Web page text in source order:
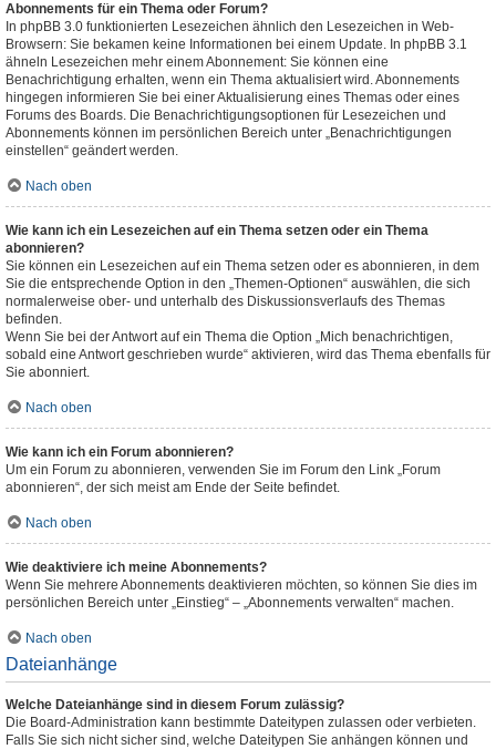
Abonnements für ein Thema oder Forum?
In phpBB 3.0 funktionierten Lesezeichen ähnlich den Lesezeichen in Web-
Browsern: Sie bekamen keine Informationen bei einem Update. In phpBB 3.1
ähneln Lesezeichen mehr einem Abonnement: Sie können eine
Benachrichtigung erhalten, wenn ein Thema aktualisiert wird. Abonnements
hingegen informieren Sie bei einer Aktualisierung eines Themas oder eines
Forums des Boards. Die Benachrichtigungsoptionen für Lesezeichen und
Abonnements können im persönlichen Bereich unter „Benachrichtigungen
einstellen“ geändert werden.
Nach oben
Wie kann ich ein Lesezeichen auf ein Thema setzen oder ein Thema
abonnieren?
Sie können ein Lesezeichen auf ein Thema setzen oder es abonnieren, in dem
Sie die entsprechende Option in den „Themen-Optionen“ auswählen, die sich
normalerweise ober- und unterhalb des Diskussionsverlaufs des Themas
befinden.
Wenn Sie bei der Antwort auf ein Thema die Option „Mich benachrichtigen,
sobald eine Antwort geschrieben wurde“ aktivieren, wird das Thema ebenfalls für
Sie abonniert.
Nach oben
Wie kann ich ein Forum abonnieren?
Um ein Forum zu abonnieren, verwenden Sie im Forum den Link „Forum
abonnieren“, der sich meist am Ende der Seite befindet.
Nach oben
Wie deaktiviere ich meine Abonnements?
Wenn Sie mehrere Abonnements deaktivieren möchten, so können Sie dies im
persönlichen Bereich unter „Einstieg“ – „Abonnements verwalten“ machen.
Nach oben
Dateianhänge
Welche Dateianhänge sind in diesem Forum zulässig?
Die Board-Administration kann bestimmte Dateitypen zulassen oder verbieten.
Falls Sie sich nicht sicher sind, welche Dateitypen Sie anhängen können und